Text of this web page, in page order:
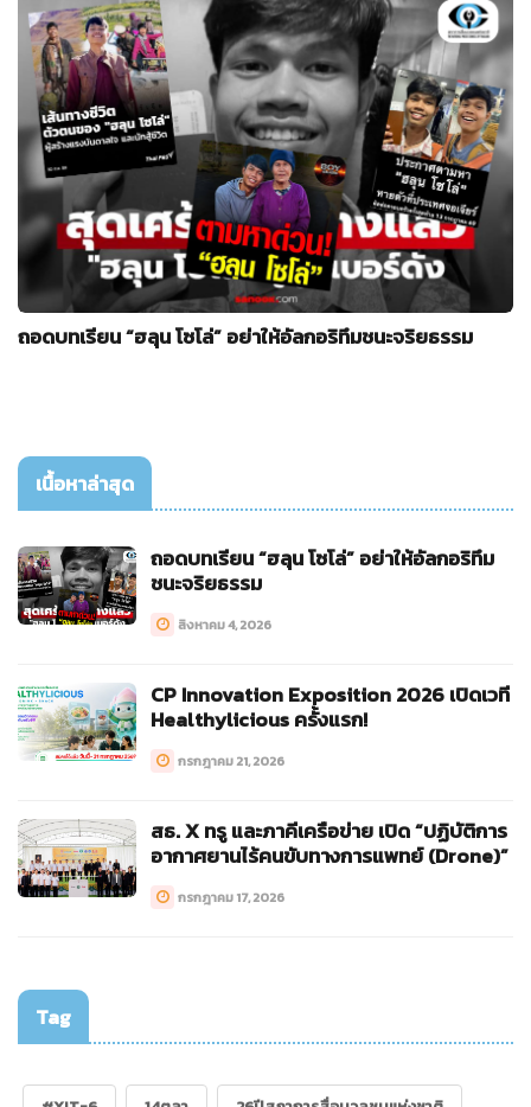
ถอดบทเรียน “ฮลุน โซโล่” อย่าให้อัลกอริทึมชนะจริยธรรม
เนื้อหาล่าสุด
ถอดบทเรียน “ฮลุน โซโล่” อย่าให้อัลกอริทึม
ชนะจริยธรรม
สิงหาคม 4, 2026
CP Innovation Exposition 2026 เปิดเวที
Healthylicious ครั้งแรก!
กรกฎาคม 21, 2026
สธ. X ทรู และภาคีเครือข่าย เปิด “ปฏิบัติการ
อากาศยานไร้คนขับทางการแพทย์ (Drone)”
กรกฎาคม 17, 2026
Tag